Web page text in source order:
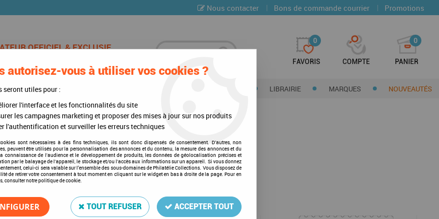
Nous contacter | Bons de commande courrier | Promotions
0
FAVORIS COMPTE
0
PANIER
DE CHAMPAGNE LIBRAIRIE MARQUES NOUVEAUTÉS
Affiches
autorisez-vous à utiliser vos cookies ?
seront utiles pour :
l'interface et les fonctionnalités du site
les campagnes marketing et proposer des mises à jour sur nos produits
l'authentification et surveiller les erreurs techniques
sont nécessaires à des fins techniques, ils sont donc dispensés de consentement. D'autres, non
peuvent être utilisés pour la personnalisation des annonces et du contenu, la mesure des annonces et du
connaissance de l'audience et le développement de produits, les données de géolocalisation précises et
par le balayage de l'appareil, le stockage et/ou l'accès aux informations sur un appareil. Si vous donnez
celui-ci sera valable sur l’ensemble des sous-domaines de Philatélie Collections. Vous disposez de
de retirer votre consentement à tout moment en cliquant sur le widget en bas à droite de la page. Pour en
consulter notre politique de cookie.
TOUT REFUSER ACCEPTER TOUT